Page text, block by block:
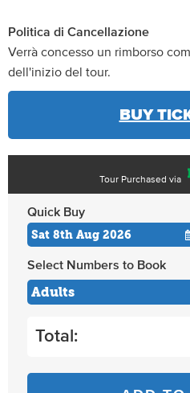
Politica di Cancellazione
Verrà concesso un rimborso
dell'inizio del tour.
BUY
Tour Purchased via
Quick Buy
Select Numbers to Book
Adults
Total: